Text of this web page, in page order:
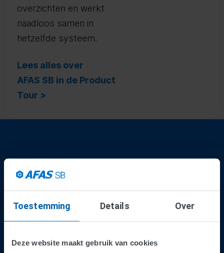
Toestemming Details Over
Deze website maakt gebruik van cookies
overzichten en werkt
naadloos samen in
hetzelfde systeem.
Lees alles over
AFAS SB in de Product
Tour >
Waarom een
AFAS boekhouder of